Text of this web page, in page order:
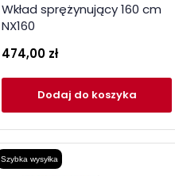
Wkład sprężynujący 160 cm
NX160
474,00 zł
Dodaj do koszyka
Szybka wysyłka